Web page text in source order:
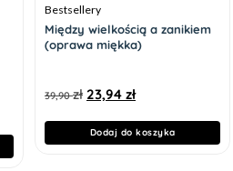
Bestsellery
Między wielkością a zanikiem
(oprawa miękka)
39,90zł 23,94 zł
Dodaj do koszyka